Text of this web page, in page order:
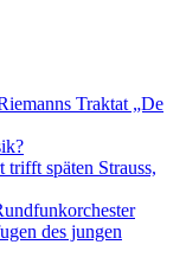
Traktat „De
späten Strauss,
des jungen